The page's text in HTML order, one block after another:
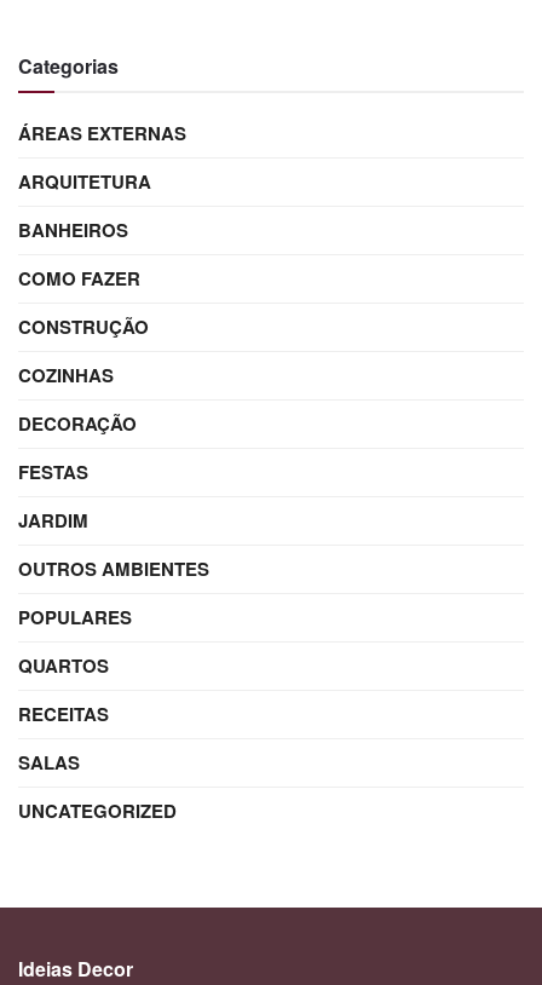
Categorias
ÁREAS EXTERNAS
ARQUITETURA
BANHEIROS
COMO FAZER
CONSTRUÇÃO
COZINHAS
DECORAÇÃO
FESTAS
JARDIM
OUTROS AMBIENTES
POPULARES
QUARTOS
RECEITAS
SALAS
UNCATEGORIZED
Ideias Decor